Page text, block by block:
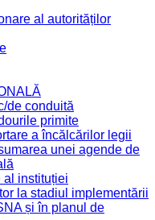
al autorităților
de conduită
primite
a încălcărilor legii
unei agende de
al instituției
la stadiul implementării
și în planul de